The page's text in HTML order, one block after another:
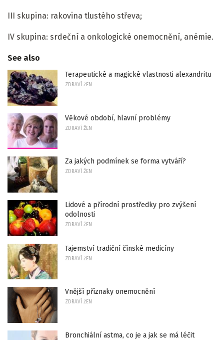
III skupina: rakovina tlustého střeva;
IV skupina: srdeční a onkologické onemocnění, anémie.
See also
Terapeutické a magické vlastnosti alexandritu
ZDRAVÍ ŽEN
Věkové období, hlavní problémy
ZDRAVÍ ŽEN
Za jakých podmínek se forma vytváří?
ZDRAVÍ ŽEN
Lidové a přírodní prostředky pro zvýšení
odolnosti
ZDRAVÍ ŽEN
Tajemství tradiční čínské medicíny
ZDRAVÍ ŽEN
Vnější příznaky onemocnění
ZDRAVÍ ŽEN
Bronchiální astma, co je a jak se má léčit